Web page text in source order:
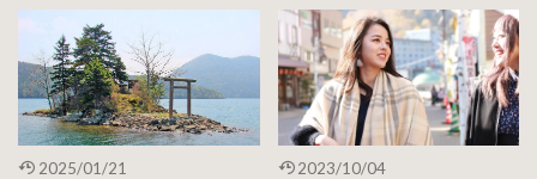
2025/01/21 2023/10/04